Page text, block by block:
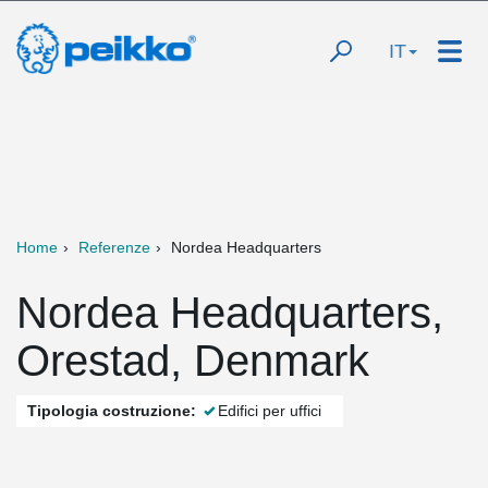
IT
Home Referenze Nordea Headquarters
Nordea Headquarters,
Orestad, Denmark
Tipologia costruzione: Edifici per uffici